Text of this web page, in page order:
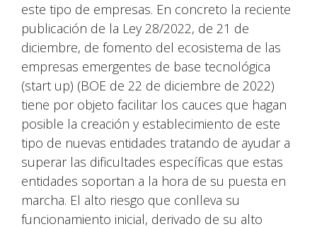
este tipo de empresas. En concreto la reciente
publicación de la Ley 28/2022, de 21 de
diciembre, de fomento del ecosistema de las
empresas emergentes de base tecnológica
(start up) (BOE de 22 de diciembre de 2022)
tiene por objeto facilitar los cauces que hagan
posible la creación y establecimiento de este
tipo de nuevas entidades tratando de ayudar a
superar las dificultades específicas que estas
entidades soportan a la hora de su puesta en
marcha. El alto riesgo que conlleva su
funcionamiento inicial, derivado de su alto